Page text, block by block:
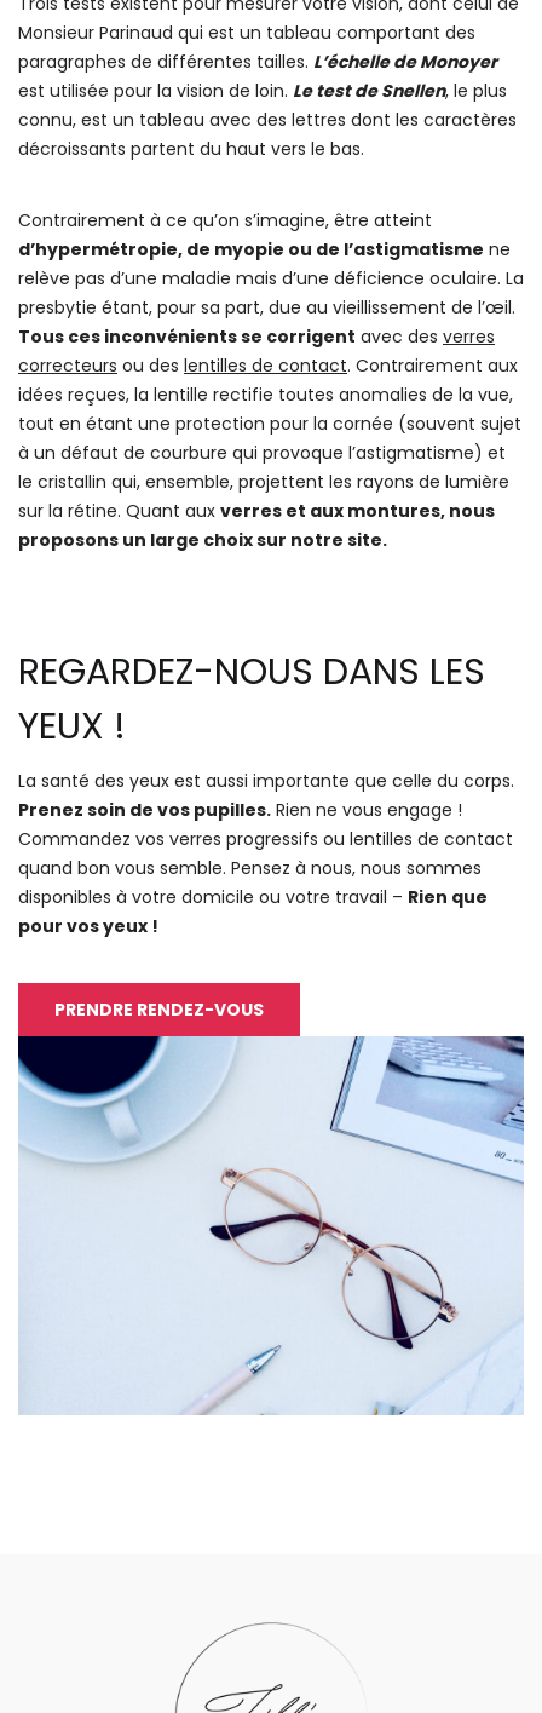
Monsieur Parinaud qui est un tableau comportant des
paragraphes de différentes tailles. L’échelle de Monoyer
est utilisée pour la vision de loin. Le test de Snellen, le plus
connu, est un tableau avec des lettres dont les caractères
décroissants partent du haut vers le bas.
Contrairement à ce qu’on s’imagine, être atteint
d’hypermétropie, de myopie ou de l’astigmatisme ne
relève pas d’une maladie mais d’une déficience oculaire. La
presbytie étant, pour sa part, due au vieillissement de l’œil.
Tous ces inconvénients se corrigent avec des verres
correcteurs ou des lentilles de contact. Contrairement aux
idées reçues, la lentille rectifie toutes anomalies de la vue,
tout en étant une protection pour la cornée (souvent sujet
à un défaut de courbure qui provoque l’astigmatisme) et
le cristallin qui, ensemble, projettent les rayons de lumière
sur la rétine. Quant aux verres et aux montures, nous
proposons un large choix sur notre site.
REGARDEZ-NOUS DANS LES
YEUX !
La santé des yeux est aussi importante que celle du corps.
Prenez soin de vos pupilles. Rien ne vous engage !
Commandez vos verres progressifs ou lentilles de contact
quand bon vous semble. Pensez à nous, nous sommes
disponibles à votre domicile ou votre travail – Rien que
pour vos yeux !
PRENDRE RENDEZ-VOUS